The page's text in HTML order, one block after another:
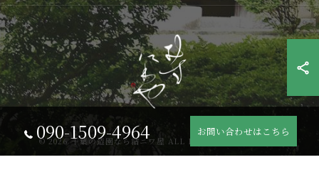
090-1509-4964 お問い合わせはこちら
© 2026 千葉の造園なら結ニワ屋 ALL RIGHTS RESERVED.